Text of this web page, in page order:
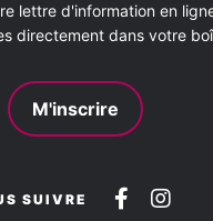
lettre d'information en
directement dans votre
M'inscrire
SUIVRE
Suivez-